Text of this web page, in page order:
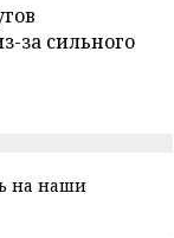
за сильного
на наши